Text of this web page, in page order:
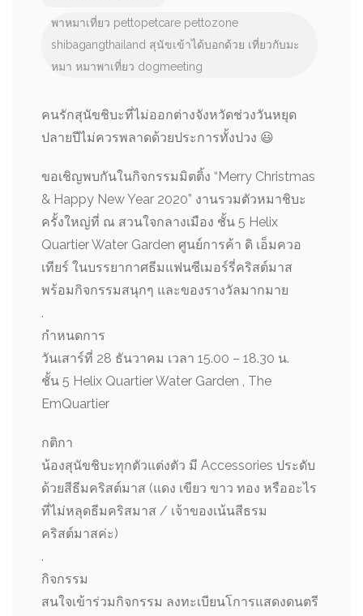
พาหมาเที่ยว pettopetcare pettozone
shibagangthailand สุนัขเข้าได้บอกด้วย เที่ยวกับมะ
หมา หมาพาเที่ยว dogmeeting
คนรักสุนัขชิบะที่ไม่ออกต่างจังหวัดช่วงวันหยุด
ปลายปีไม่ควรพลาดด้วยประการทั้งปวง 😃
ขอเชิญพบกันในกิจกรรมมิตติ้ง “Merry Christmas
& Happy New Year 2020” งานรวมตัวหมาชิบะ
ครั้งใหญ่ที่ ณ สวนใจกลางเมือง ชั้น 5 Helix
Quartier Water Garden ศูนย์การค้า ดิ เอ็มควอ
เทียร์ ในบรรยากาศธีมแฟนซีเมอร์รี่คริสต์มาส
พร้อมกิจกรรมสนุกๆ และของรางวัลมากมาย
.
กำหนดการ
วันเสาร์ที่ 28 ธันวาคม เวลา 15.00 – 18.30 น.
ชั้น 5 Helix Quartier Water Garden , The
EmQuartier
กติกา
น้องสุนัขชิบะทุกตัวแต่งตัว มี Accessories ประดับ
ด้วยสีธีมคริสต์มาส (แดง เขียว ขาว ทอง หรืออะไร
ที่ไม่หลุดธีมคริสมาส / เจ้าของเน้นสีธรม
คริสต์มาสค่ะ)
.
กิจกรรม
สนใจเข้าร่วมกิจกรรม ลงทะเบียนโการแสดงดนตรี